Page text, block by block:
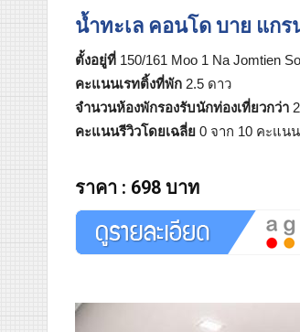
น้ำทะเล คอนโด บาย แกร
ตั้งอยู่ที่ 150/161 Moo 1 Na Jomtien
คะแนนเรทติ้งที่พัก 2.5 ดาว
จำนวนห้องพักรองรับนักท่องเที่ยวกว่า
คะแนนรีวิวโดยเฉลี่ย 0 จาก 10 คะแน
ราคา : 698 บาท